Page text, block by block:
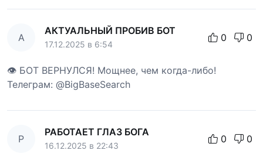
А
АКТУАЛЬНЫЙ ПРОБИВ БОТ
17.12.2025 в 6:54
0 0
👁 БОТ ВЕРНУЛСЯ! Мощнее, чем когда-либо!
Телеграм: @BigBaseSearch
Р
РАБОТАЕТ ГЛАЗ БОГА
16.12.2025 в 22:43
0 0